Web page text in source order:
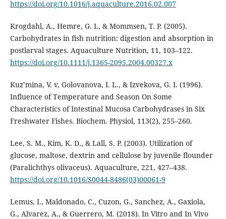
https://doi.org/10.1016/j.aquaculture.2016.02.007
Krogdahl, A., Hemre, G. I., & Mommsen, T. P. (2005).
Carbohydrates in fish nutrition: digestion and absorption in
postlarval stages. Aquaculture Nutrition, 11, 103–122.
https://doi.org/10.1111/j.1365-2095.2004.00327.x
Kuz’mina, V. v, Golovanova, I. L., & Izvekova, G. I. (1996).
Influence of Temperature and Season On Some
Characteristics of Intestinal Mucosa Carbohydrases in Six
Freshwater Fishes. Biochem. Physiol, 113(2), 255–260.
Lee, S. M., Kim, K. D., & Lall, S. P. (2003). Utilization of
glucose, maltose, dextrin and cellulose by juvenile flounder
(Paralichthys olivaceus). Aquaculture, 221, 427–438.
https://doi.org/10.1016/S0044-8486(03)00061-9
Lemus, I., Maldonado, C., Cuzon, G., Sanchez, A., Gaxiola,
G., Alvarez, A., & Guerrero, M. (2018). In Vitro and In Vivo